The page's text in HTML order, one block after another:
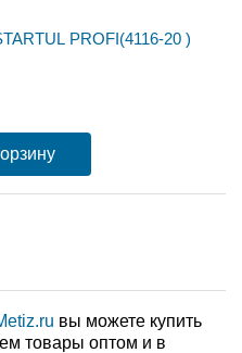
PROFI(4116-20 )
вы можете купить
товары оптом и в